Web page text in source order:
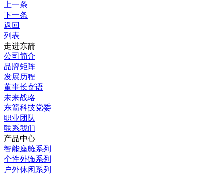
上一条
下一条
返回
列表
走进东箭
公司简介
品牌矩阵
发展历程
董事长寄语
未来战略
东箭科技党委
职业团队
联系我们
产品中心
智能座舱系列
个性外饰系列
户外休闲系列